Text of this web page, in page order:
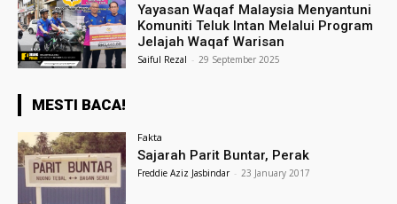
Yayasan Waqaf Malaysia Menyantuni
Komuniti Teluk Intan Melalui Program
Jelajah Waqaf Warisan
Saiful Rezal - 29 September 2025
MESTI BACA!
Fakta
Sajarah Parit Buntar, Perak
Freddie Aziz Jasbindar - 23 January 2017